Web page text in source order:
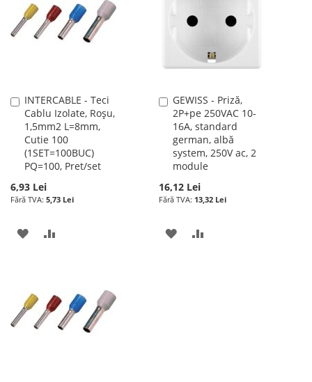
INTERCABLE - Teci
Cablu Izolate, Roșu,
1,5mm2 L=8mm,
Cutie 100
(1SET=100BUC)
PQ=100, Pret/set
6,93 Lei
5,73 Lei
Adauga
în
cos
ADAUGATI
DE
DORINTE
GEWISS - Priză,
2P+pe 250VAC 10-
16A, standard
german, albă
system, 250V ac, 2
module
16,12 Lei
13,32 Lei
Adauga
în
cos
ADAUGATI